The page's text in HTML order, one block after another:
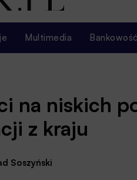
Multimedia
na niskich
z kraju
Soszyński